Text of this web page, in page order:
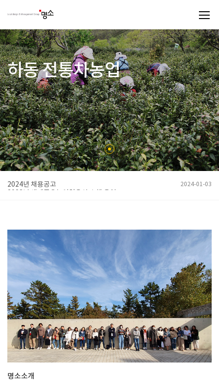
하동 전통차농업
명소에서는 국가중요농업유산 및 세계중요농업유산 등재,
보전관리를 위한 종합계획 수립을 함께 했습니다.
2024년 채용공고
2023년 세계중요농어업유산 수행 용역 2023-06-22
명소소개